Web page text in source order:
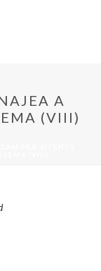
A
(VIII)